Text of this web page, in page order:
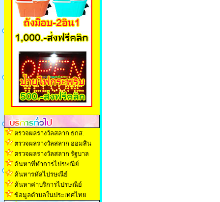
ตรวจผลรางวัลสลาก ธกส.
ตรวจผลรางวัลสลาก ออมสิน
ตรวจผลรางวัลสลาก รัฐบาล
ค้นหาที่ทำการไปรษณีย์
ค้นหารหัสไปรษณีย์
ค้นหาค่าบริการไปรษณีย์
ข้อมูลตำบลในประเทศไทย